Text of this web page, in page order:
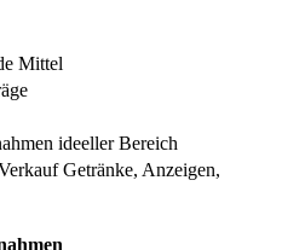
Mittel
ideeller Bereich
Getränke, Anzeigen,